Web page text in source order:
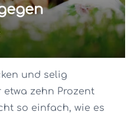
und selig
zehn Prozent
so einfach, wie es